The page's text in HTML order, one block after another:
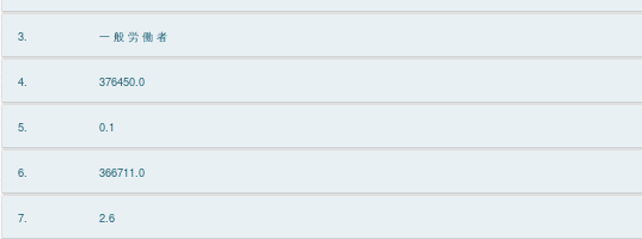
3. 一 般 労 働 者
4. 376450.0
5. 0.1
6. 366711.0
7. 2.6